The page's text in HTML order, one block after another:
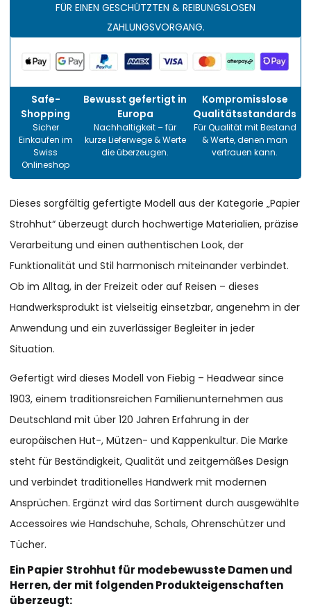
FÜR EINEN GESCHÜTZTEN & REIBUNGSLOSEN
ZAHLUNGSVORGANG.
Safe-
Shopping
Sicher
Einkaufen im
Swiss
Onlineshop
Bewusst gefertigt in
Europa
Nachhaltigkeit – für
kurze Lieferwege & Werte
die überzeugen.
Kompromisslose
Qualitätsstandards
Für Qualität mit Bestand
& Werte, denen man
vertrauen kann.
Dieses sorgfältig gefertigte Modell aus der Kategorie „Papier
Strohhut“ überzeugt durch hochwertige Materialien, präzise
Verarbeitung und einen authentischen Look, der
Funktionalität und Stil harmonisch miteinander verbindet.
Ob im Alltag, in der Freizeit oder auf Reisen – dieses
Handwerksprodukt ist vielseitig einsetzbar, angenehm in der
Anwendung und ein zuverlässiger Begleiter in jeder
Situation.
Gefertigt wird dieses Modell von Fiebig – Headwear since
1903, einem traditionsreichen Familienunternehmen aus
Deutschland mit über 120 Jahren Erfahrung in der
europäischen Hut-, Mützen- und Kappenkultur. Die Marke
steht für Beständigkeit, Qualität und zeitgemäßes Design
und verbindet traditionelles Handwerk mit modernen
Ansprüchen. Ergänzt wird das Sortiment durch ausgewählte
Accessoires wie Handschuhe, Schals, Ohrenschützer und
Tücher.
Ein Papier Strohhut für modebewusste Damen und
Herren, der mit folgenden Produkteigenschaften
überzeugt: